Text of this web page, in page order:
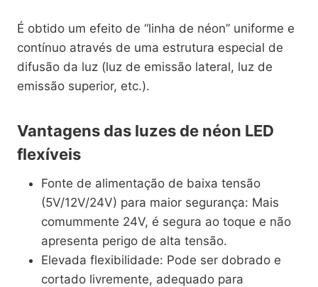
É obtido um efeito de “linha de néon” uniforme e
contínuo através de uma estrutura especial de
difusão da luz (luz de emissão lateral, luz de
emissão superior, etc.).
Vantagens das luzes de néon LED
flexíveis
Fonte de alimentação de baixa tensão
(5V/12V/24V) para maior segurança: Mais
comummente 24V, é segura ao toque e não
apresenta perigo de alta tensão.
Elevada flexibilidade: Pode ser dobrado e
cortado livremente, adequado para